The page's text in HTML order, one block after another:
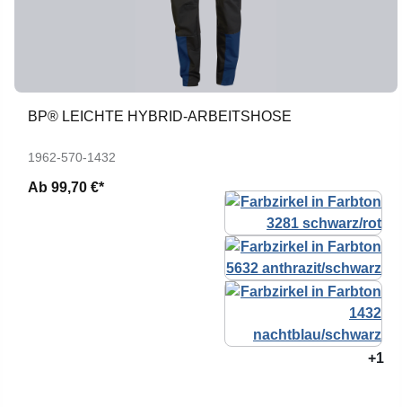
BP® LEICHTE HYBRID-ARBEITSHOSE
1962-570-1432
Ab 99,70 €*
+1